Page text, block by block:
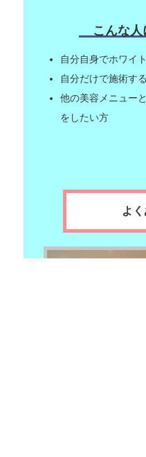
こんな人
自分自身でホワイ
自分だけで施術す
他の美容メニュー
をしたい方
よ